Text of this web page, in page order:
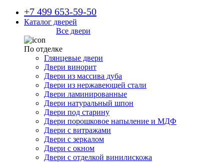
+7 499 653-59-50
Каталог дверей
Все двери
По отделке
Глянцевые двери
Двери винорит
Двери из массива дуба
Двери из нержавеющей стали
Двери ламинированные
Двери натуральный шпон
Двери под старину
Двери порошковое напыление и МДФ
Двери с витражами
Двери с зеркалом
Двери с окном
Двери с отделкой винилискожа